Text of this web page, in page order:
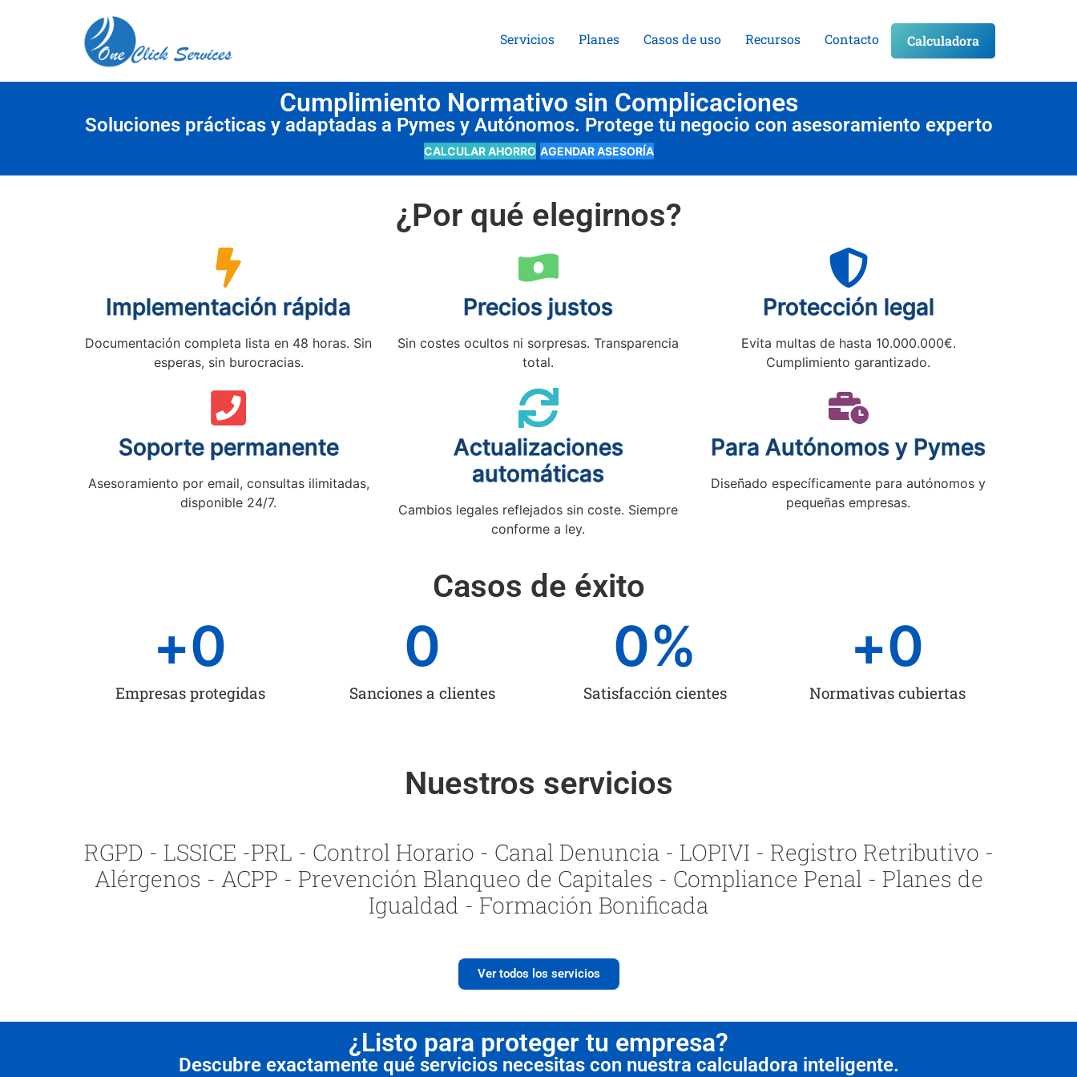
Servicios Planes Casos de uso Recursos Contacto Calculadora
Cumplimiento Normativo sin Complicaciones
Soluciones prácticas y adaptadas a Pymes y Autónomos. Protege tu negocio con asesoramiento experto
CALCULAR AHORRO AGENDAR ASESORÍA
¿Por qué elegirnos?
Implementación rápida
Documentación completa lista en 48 horas. Sin
esperas, sin burocracias.
Precios justos
Sin costes ocultos ni sorpresas. Transparencia
total.
Protección legal
Evita multas de hasta 10.000.000€.
Cumplimiento garantizado.
Soporte permanente
Asesoramiento por email, consultas ilimitadas,
disponible 24/7.
Actualizaciones
automáticas
Cambios legales reflejados sin coste. Siempre
conforme a ley.
Para Autónomos y Pymes
Diseñado específicamente para autónomos y
pequeñas empresas.
Casos de éxito
Empresas protegidas
+0
Sanciones a clientes
0
Satisfacción cientes
0%
Normativas cubiertas
+0
Nuestros servicios
RGPD - LSSICE -PRL - Control Horario - Canal Denuncia - LOPIVI - Registro Retributivo -
Alérgenos - ACPP - Prevención Blanqueo de Capitales - Compliance Penal - Planes de
Igualdad - Formación Bonificada
Ver todos los servicios
¿Listo para proteger tu empresa?
Descubre exactamente qué servicios necesitas con nuestra calculadora inteligente.